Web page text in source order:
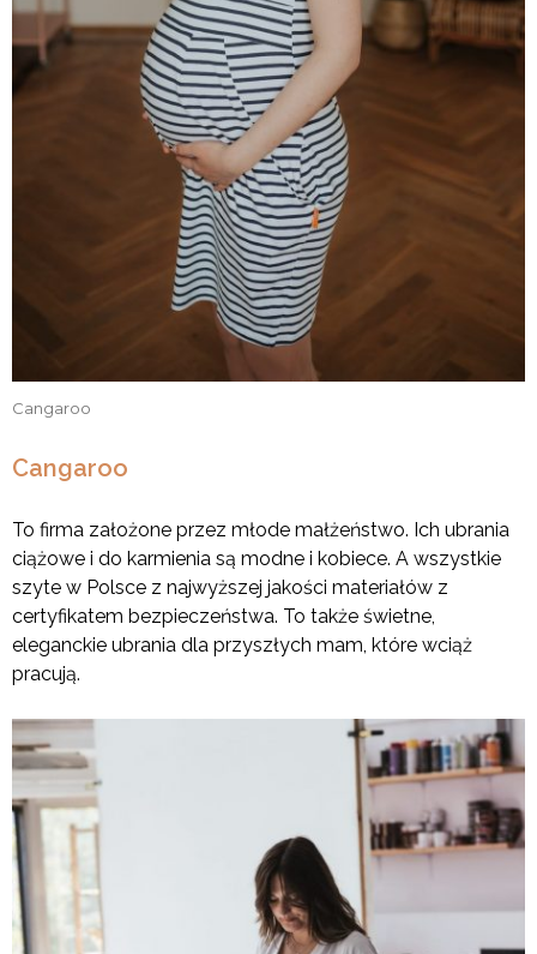
Cangaroo
Cangaroo
To firma założone przez młode małżeństwo. Ich ubrania
ciążowe i do karmienia są modne i kobiece. A wszystkie
szyte w Polsce z najwyższej jakości materiałów z
certyfikatem bezpieczeństwa. To także świetne,
eleganckie ubrania dla przyszłych mam, które wciąż
pracują.